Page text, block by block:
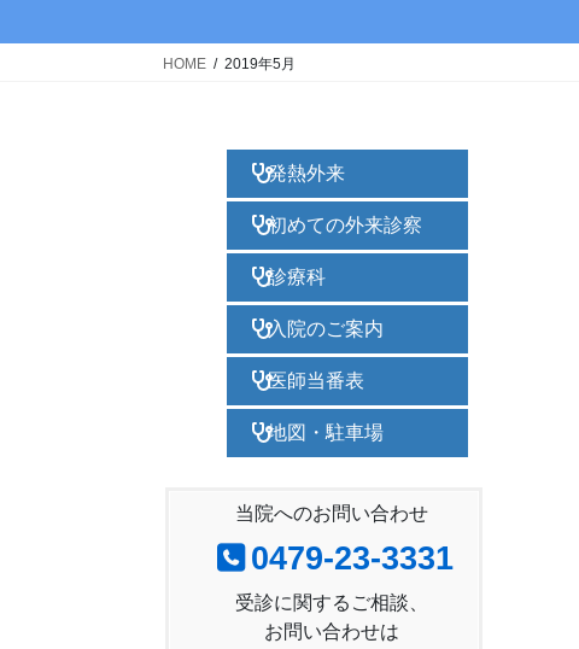
HOME 2019年5月
発熱外来
初めての外来診察
診療科
入院のご案内
医師当番表
地図・駐車場
当院へのお問い合わせ
0479-23-3331
受診に関するご相談、
お問い合わせは